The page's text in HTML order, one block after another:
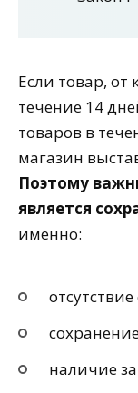
Если товар, от
течение 14
товаров в
магазин
Поэтому
является
именно:
наличие